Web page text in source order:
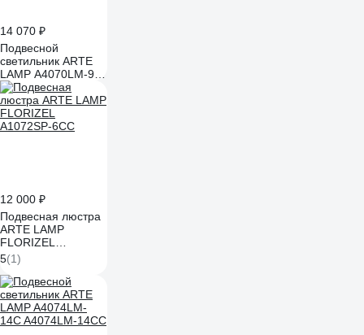
14 070 ₽
Подвесной
светильник ARTE
LAMP A4070LM-9G
A4070LM-9GO
12 000 ₽
Подвесная люстра
ARTE LAMP
FLORIZEL
A1072SP-6CC
5(1)